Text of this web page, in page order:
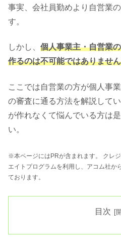
事実、会社員勤めより自営業
す。
しかし、 個人事業主・自営業
作るのは不可能ではありませ
ここでは自営業の方が個人事
の審査に通る方法を解説して
が作れなくて悩んでいる方は
い。
※本ページにはPRが含まれます。 クレ
エイトプログラムを利用し、アコム社か
ております。
目次